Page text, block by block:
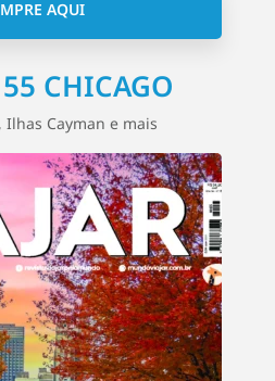
AQUI
CHICAGO
Ilhas Cayman e mais